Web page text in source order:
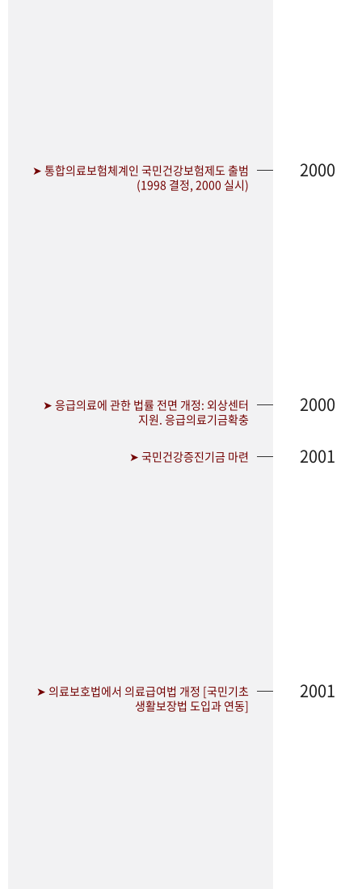
➤ 통합의료보험체계인 국민건강보험제도 출범
(1998 결정, 2000 실시)
2000
➤ 응급의료에 관한 법률 전면 개정: 외상센터
지원. 응급의료기금확충
2000
➤ 국민건강증진기금 마련 2001
➤ 의료보호법에서 의료급여법 개정 [국민기초
생활보장법 도입과 연동]
2001